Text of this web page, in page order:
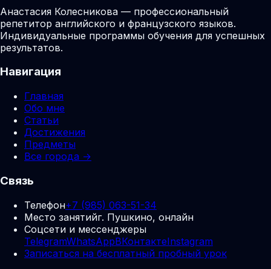
Анастасия Колесникова — профессиональный
репетитор английского и французского языков.
Индивидуальные программы обучения для успешных
результатов.
Навигация
Главная
Обо мне
Статьи
Достижения
Предметы
Все города →
Связь
Телефон+7 (985) 063-51-34
Место занятийг. Пушкино, онлайн
Соцсети и мессенджеры
TelegramWhatsAppВКонтактеInstagram
Записаться на бесплатный пробный урок